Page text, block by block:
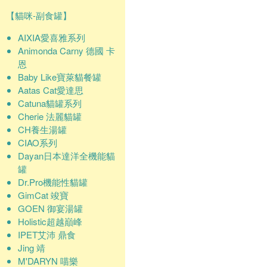
【貓咪-副食罐】
AIXIA愛喜雅系列
Animonda Carny 德國 卡
恩
Baby Like寶萊貓餐罐
Aatas Cat愛達思
Catuna貓罐系列
Cherie 法麗貓罐
CH養生湯罐
CIAO系列
Dayan日本達洋全機能貓
罐
Dr.Pro機能性貓罐
GimCat 竣寶
GOEN 御宴湯罐
Holistic超越巔峰
IPET艾沛 鼎食
Jing 靖
M'DARYN 喵樂